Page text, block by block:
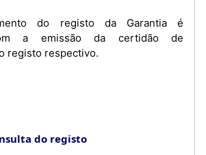
a emissão da certidão de
registo respectivo.
do registo